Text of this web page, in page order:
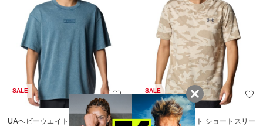
SALE
UAヘビーウエイト ウォッシュド シ
SALE
UAライブ プリント ショートスリー